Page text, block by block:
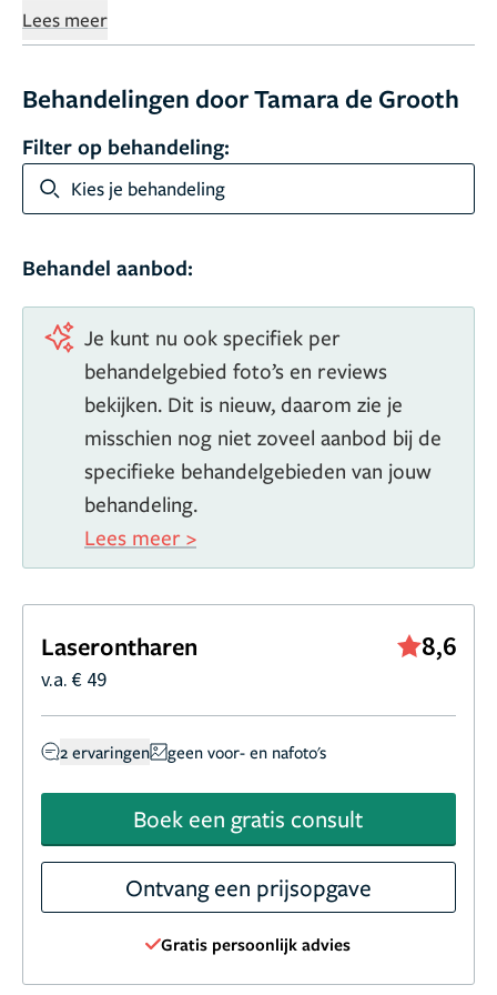
best is. Dit bereik je door regelmatig een huidtherapeut
te bezoeken.”
Hogeschool Utrecht, waar ze in 2016 afstudeerde. Ze is
lid van de beroepsvereniging voor huidtherapeuten
39100439788. Daarnaast is zij geregistreerd in het KP
(Kwaliteitsregister Paramedici), dat periodiek toetst of
de geregistreerde zorg voldoet aan alle kwaliteitseisen.
Lees meer
Behandelingen door Tamara de Grooth
Filter op behandeling:
Kies je behandeling
Behandel aanbod:
Je kunt nu ook specifiek per
behandelgebied foto’s en reviews
bekijken. Dit is nieuw, daarom zie je
misschien nog niet zoveel aanbod bij de
specifieke behandelgebieden van jouw
behandeling.
Lees meer >
Laserontharen 8,6
v.a. € 49
2 ervaringen geen voor- en nafoto's
Boek een gratis consult
Ontvang een prijsopgave
Gratis persoonlijk advies